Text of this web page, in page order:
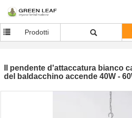
Prodotti
Il pendente d'attaccatura bianco
del baldacchino accende 40W -